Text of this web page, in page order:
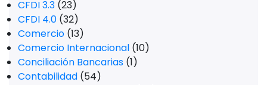
CFDI 3.3 (23)
CFDI 4.0 (32)
Comercio (13)
Comercio Internacional (10)
Conciliación Bancarias (1)
Contabilidad (54)